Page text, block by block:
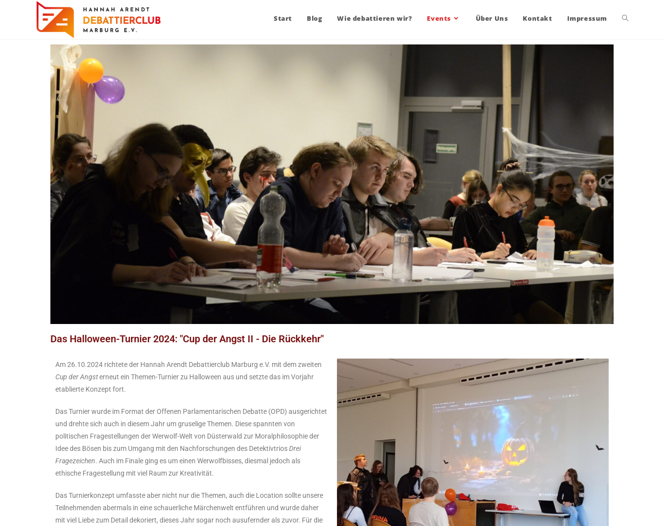
Start Blog Wie debattieren wir? Events Über Uns Kontakt Impressum
Das Halloween-Turnier 2024: "Cup der Angst II - Die Rückkehr"
Am 26.10.2024 richtete der Hannah Arendt Debattierclub Marburg e.V. mit dem zweiten
Cup der Angsterneut ein Themen-Turnier zu Halloween aus und setzte das im Vorjahr
etablierte Konzept fort.
Das Turnier wurde im Format der Offenen Parlamentarischen Debatte (OPD) ausgerichtet
und drehte sich auch in diesem Jahr um gruselige Themen. Diese spannten von
politischen Fragestellungen der Werwolf-Welt von Düsterwald zur Moralphilosophie der
Idee des Bösen bis zum Umgang mit den Nachforschungen des DetektivtriosDrei
Fragezeichen. Auch im Finale ging es um einen Werwolfbisses, diesmal jedoch als
ethische Fragestellung mit viel Raum zur Kreativität.
Das Turnierkonzept umfasste aber nicht nur die Themen, auch die Location sollte unsere
Teilnehmenden abermals in eine schauerliche Märchenwelt entführen und wurde daher
mit viel Liebe zum Detail dekoriert, dieses Jahr sogar noch ausufernder als zuvor. Für die